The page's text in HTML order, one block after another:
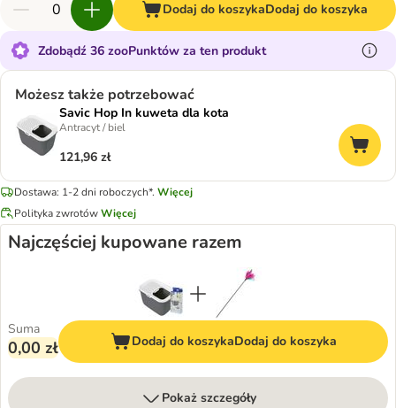
Dodaj do koszykaDodaj do koszyka
Zdobądź 36 zooPunktów za ten produkt
Możesz także potrzebować
Savic Hop In kuweta dla kota
Antracyt / biel
121,96 zł
Dostawa: 1-2 dni roboczych*. Więcej
Polityka zwrotówWięcej
Najczęściej kupowane razem
Suma
0,00 zł Dodaj do koszykaDodaj do koszyka
Pokaż szczegóły